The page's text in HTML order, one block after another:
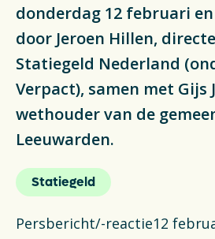
Contact
Downloads
De Plastic Wijzer
Verpakkingen
Financiën
donderdag 12 februari
door Jeroen Hillen,
Statiegeld Nederland
Verpact), samen met Gijs
wethouder van de
Leeuwarden.
Statiegeld
Persbericht/-reactie12